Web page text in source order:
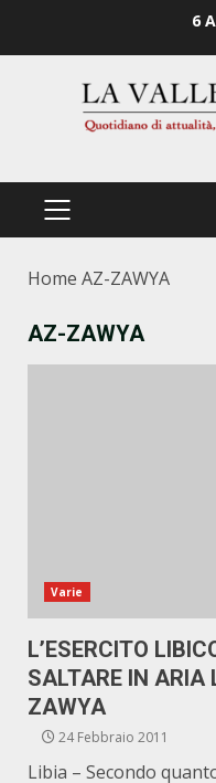
6
PRIMÄRES
Home AZ-ZAWYA
AZ-ZAWYA
Varie
L’ESERCITO
SALTARE IN ARIA
ZAWYA
24 Febbraio 2011
Libia – Secondo